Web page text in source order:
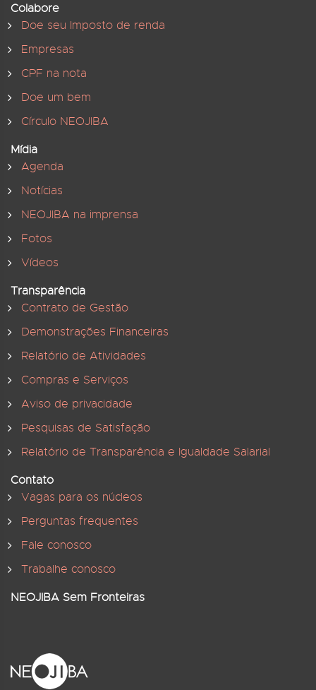
Colabore
Doe seu Imposto de renda
Empresas
CPF na nota
Doe um bem
Círculo NEOJIBA
Mídia
Agenda
Notícias
NEOJIBA na imprensa
Fotos
Vídeos
Transparência
Contrato de Gestão
Demonstrações Financeiras
Relatório de Atividades
Compras e Serviços
Aviso de privacidade
Pesquisas de Satisfação
Relatório de Transparência e Igualdade Salarial
Contato
Vagas para os núcleos
Perguntas frequentes
Fale conosco
Trabalhe conosco
NEOJIBA Sem Fronteiras